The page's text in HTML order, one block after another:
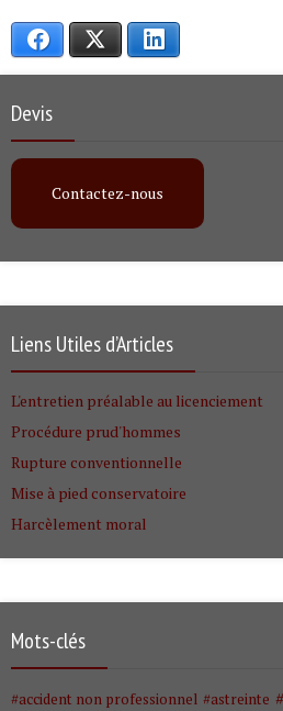
Facebook
Devis
Contactez-nous
Liens Utiles d’Articles
L'entretien préalable au licenciement
Procédure prud'hommes
Rupture conventionnelle
Mise à pied conservatoire
Harcèlement moral
Mots-clés
accident non professionnel astreinte